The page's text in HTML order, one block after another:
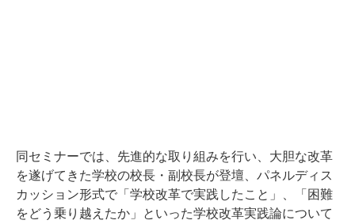
同セミナーでは、先進的な取り組みを行い、大胆な改革
を遂げてきた学校の校長・副校長が登壇、パネルディス
カッション形式で「学校改革で実践したこと」、「困難
をどう乗り越えたか」といった学校改革実践論について